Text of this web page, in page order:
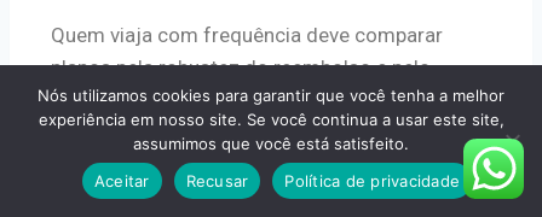
Quem viaja com frequência deve comparar
planos pela robustez do reembolso e pelo
impacto no valor mensal.
Usar rede: conveniência e previsibilidade.
Usar reembolso: médico específico, agenda
Nós utilizamos cookies para garantir que você tenha a melhor
experiência em nosso site. Se você continua a usar este site,
assumimos que você está satisfeito.
Aceitar
Recusar Política de privacidade